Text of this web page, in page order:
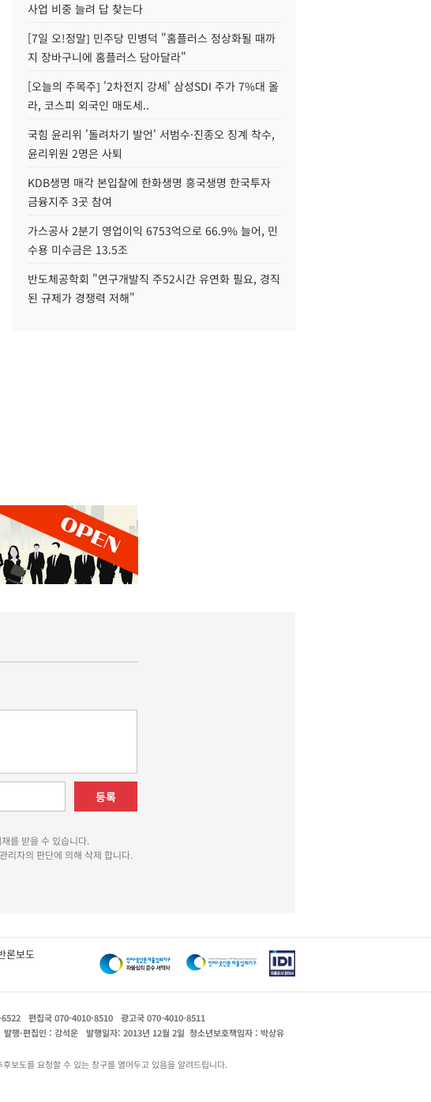
사업 비중 늘려 답 찾는다
[7일 오!정말] 민주당 민병덕 "홈플러스 정상화될 때까
지 장바구니에 홈플러스 담아달라"
[오늘의 주목주] '2차전지 강세' 삼성SDI 주가 7%대 올
라, 코스피 외국인 매도세..
국힘 윤리위 '돌려차기 발언' 서범수·진종오 징계 착수,
윤리위원 2명은 사퇴
KDB생명 매각 본입찰에 한화생명 흥국생명 한국투자
금융지주 3곳 참여
가스공사 2분기 영업이익 6753억으로 66.9% 늘어, 민
수용 미수금은 13.5조
반도체공학회 "연구개발직 주52시간 유연화 필요, 경직
된 규제가 경쟁력 저해"
등록
를 받을 수 있습니다.
리자의 판단에 의해 삭제 합니다.
론보도
편집국 070-4010-8510
광고국 070-4010-8511
발행·편집인 : 강석운 발행일자: 2013년 12월 2일 청소년보호책임자 : 박상유
보도를 요청할 수 있는 창구를 열어두고 있음을 알려드립니다.